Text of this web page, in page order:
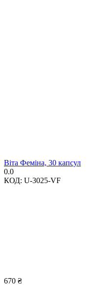
Віта Феміна, 30 капсул
0.0
КОД: U-3025-VF
670 ₴